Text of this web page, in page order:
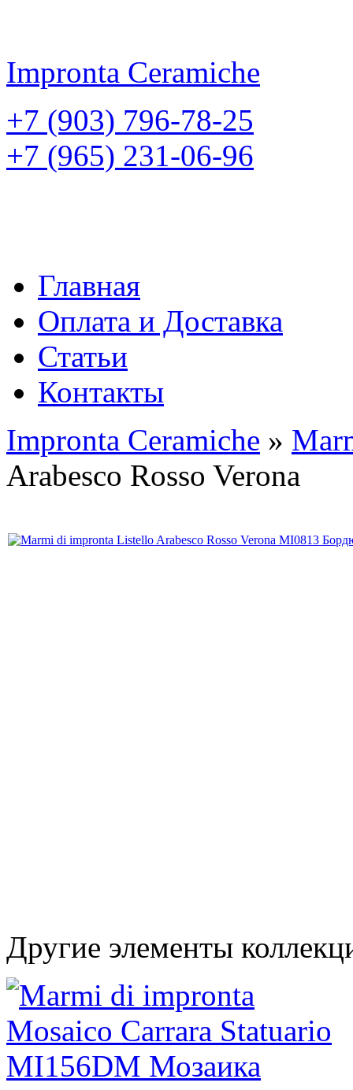
Impronta Ceramiche
+7 (903) 796-78-25
+7 (965) 231-06-96
Главная
Оплата и Доставка
Статьи
Контакты
Impronta Ceramiche »
Arabesco Rosso Verona
Другие элементы